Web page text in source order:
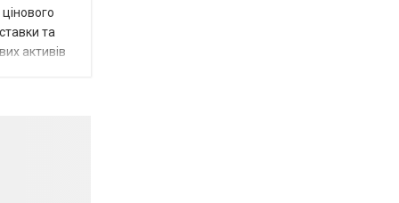
та
активів